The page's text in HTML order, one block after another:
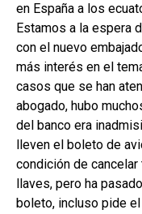
en España a los
Estamos a la espera
con el nuevo
más interés en el
casos que se han
abogado, hubo
del banco era
lleven el boleto de
condición de
llaves, pero ha
boleto, incluso pide